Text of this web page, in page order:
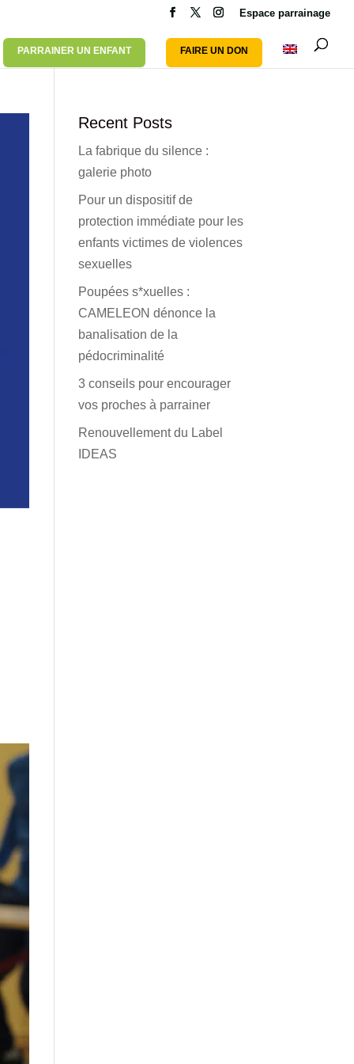
Espace parrainage
PARRAINER UN ENFANT FAIRE UN DON
Recent Posts
La fabrique du silence :
galerie photo
Pour un dispositif de
protection immédiate pour les
enfants victimes de violences
sexuelles
Poupées s*xuelles :
CAMELEON dénonce la
banalisation de la
pédocriminalité
3 conseils pour encourager
vos proches à parrainer
Renouvellement du Label
IDEAS